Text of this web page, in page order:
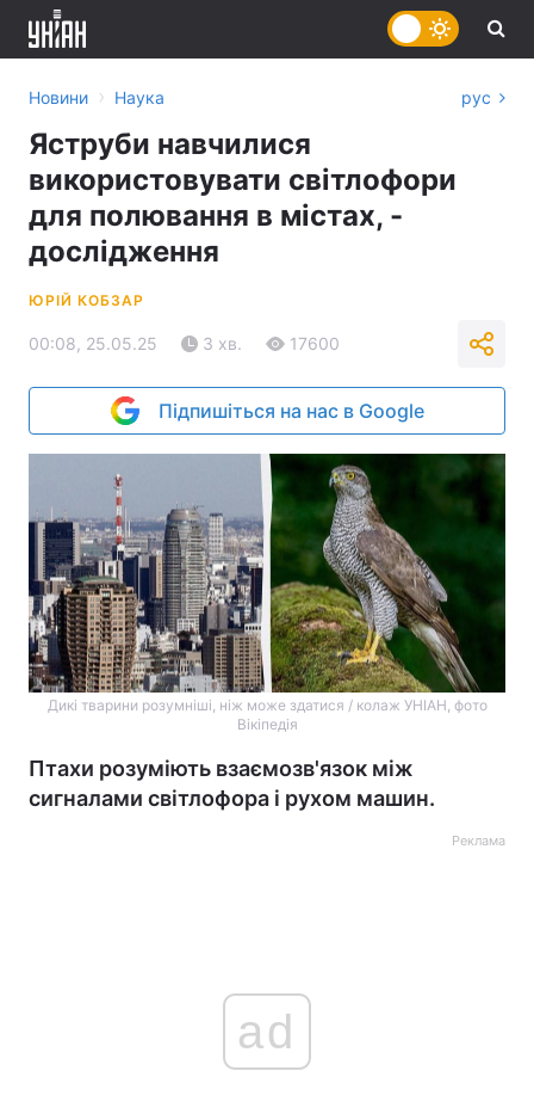
Новини › Наука рус
Яструби навчилися
використовувати світлофори
для полювання в містах, -
дослідження
ЮРІЙ КОБЗАР
00:08, 25.05.25 3 хв. 17600
Підпишіться на нас в Google
Дикі тварини розумніші, ніж може здатися / колаж УНІАН, фото
Вікіпедія
Птахи розуміють взаємозв'язок між
сигналами світлофора і рухом машин.
Реклама
ad